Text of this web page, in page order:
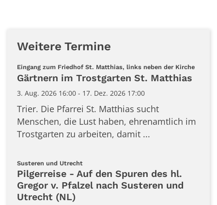
Weitere Termine
Eingang zum Friedhof St. Matthias, links neben der Kirche:
Gärtnern im Trostgarten St. Matthias
3. Aug. 2026 16:00 - 17. Dez. 2026 17:00
Trier. Die Pfarrei St. Matthias sucht
Menschen, die Lust haben, ehrenamtlich im
Trostgarten zu arbeiten, damit ...
Susteren und Utrecht:
Pilgerreise - Auf den Spuren des hl.
Gregor v. Pfalzel nach Susteren und
Utrecht (NL)